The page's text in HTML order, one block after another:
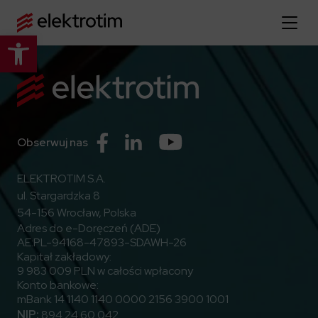
Otwórz pasek narzędzi
Strona główna
O nas
Więcej o nas
O firmie
Strategia
Władze spółki
Historia
Grupa kapitałowa
Portfolio
Dokumenty firmowe
Certyfikaty
Oferta
Poznaj pełną ofertę
Budownictwo Specjalistyczne
Elektroenergetyka
Resorty obronne
Przemysł
Infrastruktura użyteczności publicznej
Aktualności
Relacje inwestorskie
Dowiedz się więcej
Raporty
Kariera
Dowiedz się więcej
Obserwuj nas Przejdź do Facebook
Przejdź do Linkedin
ELEKTROTIM S.A.
ul. Stargardzka 8
54-156 Wrocław, Polska
Adres do e-Doręczeń (ADE)
AE:PL-94168-47893-SDAWH-26
Kapitał zakładowy:
9 983 009 PLN w całości wpłacony
Konto bankowe:
mBank 14 1140 1140 0000 2156 3900 1001
NIP: 894 24 60 042